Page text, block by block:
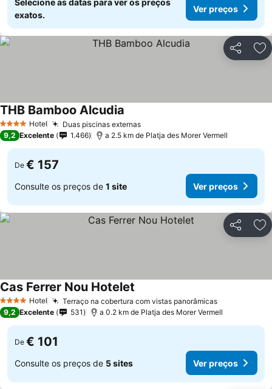
Selecione as datas para ver os preços
exatos.
Ver preços
Partilhar
4 EstrelasHotel Duas piscinas externas
THB Bamboo Alcudia
9,2 Excelente 1.466 a 2.5 km de Platja des Morer Vermell
De € 157
Consulte os preços de 1 site Ver preços
Partilhar
4 EstrelasHotel Terraço na cobertura com vistas panorâmicas
Cas Ferrer Nou Hotelet
9,2 Excelente 531 a 0.2 km de Platja des Morer Vermell
De € 101
Consulte os preços de 5 sites Ver preços